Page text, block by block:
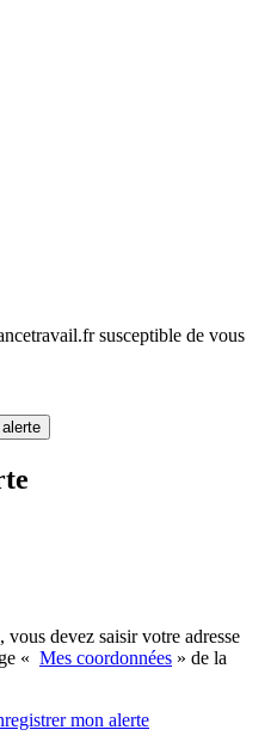
susceptible de vous
devez saisir votre adresse
« Mes coordonnées » de la
mon alerte